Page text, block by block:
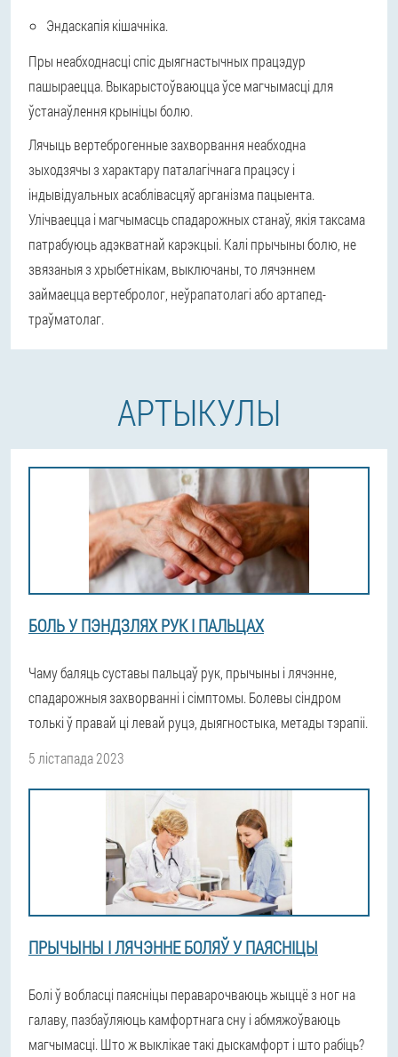
Эндаскапія кішачніка.
Пры неабходнасці спіс дыягнастычных працэдур
пашыраецца. Выкарыстоўваюцца ўсе магчымасці для
ўстанаўлення крыніцы болю.
Лячыць вертеброгенные захворвання неабходна
зыходзячы з характару паталагічнага працэсу і
індывідуальных асаблівасцяў арганізма пацыента.
Улічваецца і магчымасць спадарожных станаў, якія таксама
патрабуюць адэкватнай карэкцыі. Калі прычыны болю, не
звязаныя з хрыбетнікам, выключаны, то лячэннем
займаецца вертебролог, неўрапатолагі або артапед-
траўматолаг.
АРТЫКУЛЫ
БОЛЬ У ПЭНДЗЛЯХ РУК І ПАЛЬЦАХ
Чаму баляць суставы пальцаў рук, прычыны і лячэнне,
спадарожныя захворванні і сімптомы. Болевы сіндром
толькі ў правай ці левай руцэ, дыягностыка, метады тэрапіі.
5 лістапада 2023
ПРЫЧЫНЫ І ЛЯЧЭННЕ БОЛЯЎ У ПАЯСНІЦЫ
Болі ў вобласці паясніцы пераварочваюць жыццё з ног на
галаву, пазбаўляюць камфортнага сну і абмяжоўваюць
магчымасці. Што ж выклікае такі дыскамфорт і што рабіць?